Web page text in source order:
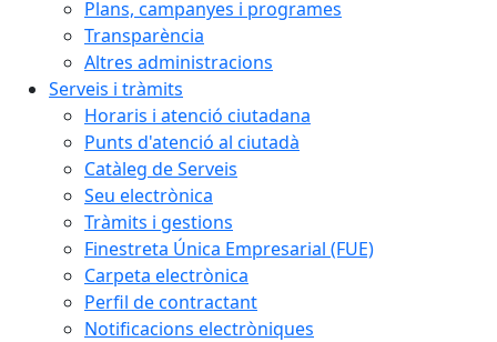
Plans, campanyes i programes
Transparència
Altres administracions
Serveis i tràmits
Horaris i atenció ciutadana
Punts d'atenció al ciutadà
Catàleg de Serveis
Seu electrònica
Tràmits i gestions
Finestreta Única Empresarial (FUE)
Carpeta electrònica
Perfil de contractant
Notificacions electròniques